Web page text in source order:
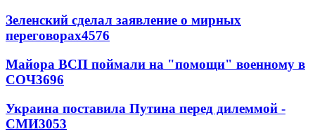
Зеленский сделал заявление о мирных
переговорах4576
Майора ВСП поймали на "помощи" военному в
СОЧ3696
Украина поставила Путина перед дилеммой -
СМИ3053